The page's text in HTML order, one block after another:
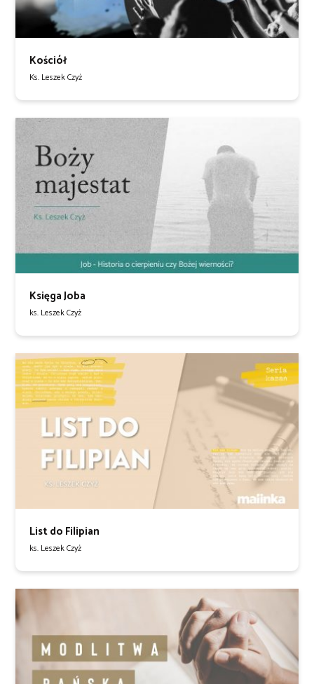
Kościół
Ks. Leszek Czyż
Księga Joba
ks. Leszek Czyż
List do Filipian
ks. Leszek Czyż